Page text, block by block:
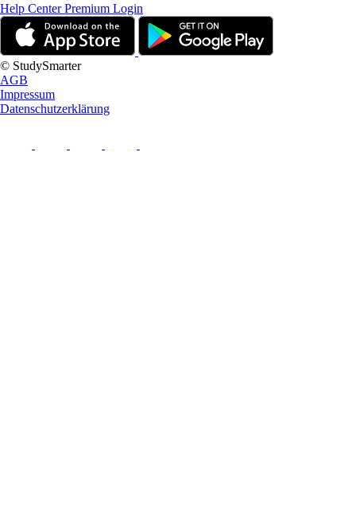
Help CenterPremium Login
© StudySmarter
AGB
Impressum
Datenschutzerklärung